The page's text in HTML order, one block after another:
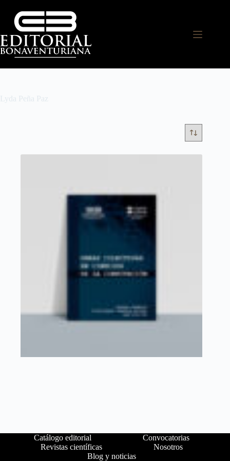
Lyda Peña Paz
Catálogo editorial
Convocatorias
Revistas científicas
Nosotros
Blog y noticias